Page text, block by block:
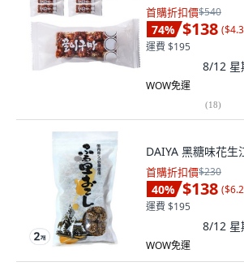
首購折扣價$540
74% $138 (
運費 $195
8/12 星
WOW免運
(18)
DAIYA 黑糖味花
首購折扣價$230
40% $138 (
運費 $195
8/12 星
WOW免運